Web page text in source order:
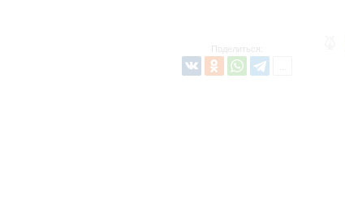
Поделиться: